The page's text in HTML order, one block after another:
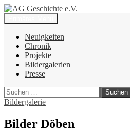
Zum
Inhalt
springen
AG Geschichte e.V.
Suchen
Neuigkeiten
Chronik
Projekte
Bildergalerien
Presse
Suchen
nach:
Bildergalerie
Bilder Döben